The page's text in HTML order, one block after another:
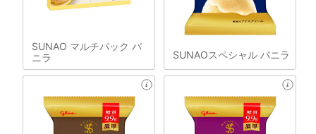
SUNAO マルチパック バ
ニラ
SUNAOスペシャル バニラ